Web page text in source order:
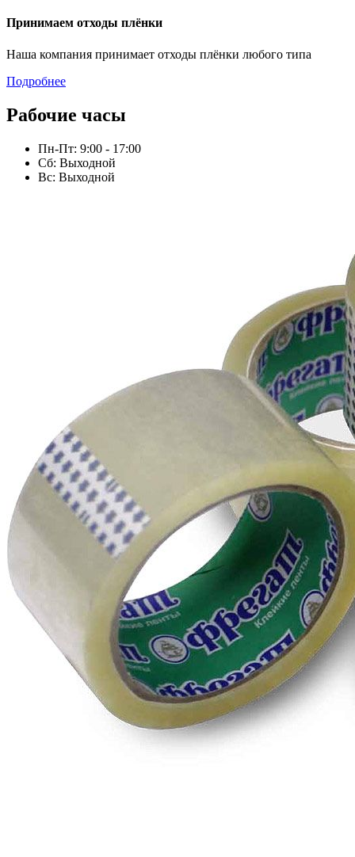
Принимаем отходы плёнки
Наша компания принимает отходы плёнки любого типа
Подробнее
Рабочие часы
Пн-Пт: 9:00 - 17:00
Сб: Выходной
Вс: Выходной